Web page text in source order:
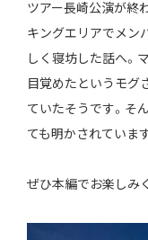
ツアー長崎公演が終
キングエリアでメン
しく寝坊した話へ。
目覚めたというモグ
ていたそうです。そ
ても明かされています
ぜひ本編でお楽しみ